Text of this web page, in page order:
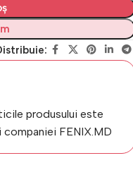
produsului este
FENIX.MD